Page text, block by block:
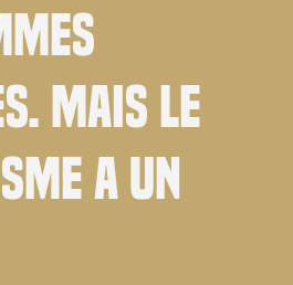
Mais le
a un